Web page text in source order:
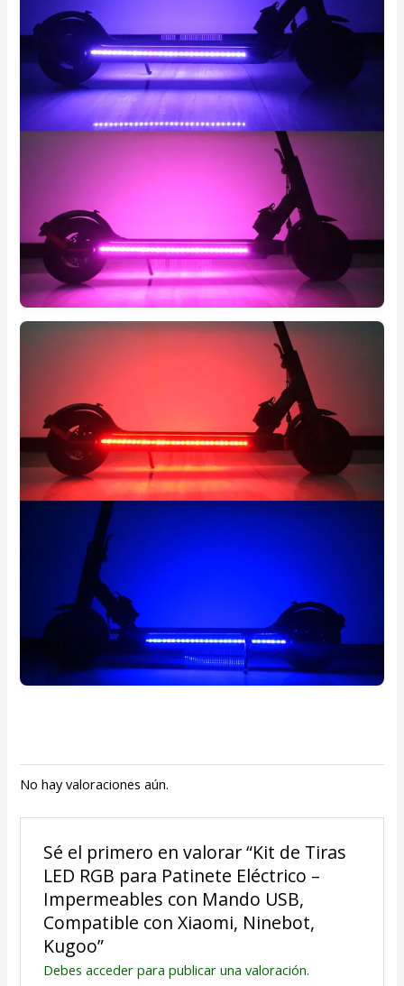
No hay valoraciones aún.
Sé el primero en valorar “Kit de Tiras
LED RGB para Patinete Eléctrico –
Impermeables con Mando USB,
Compatible con Xiaomi, Ninebot,
Kugoo”
Debes accederpara publicar una valoración.